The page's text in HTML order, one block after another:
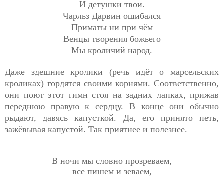
И детушки твои.
Чарльз Дарвин ошибался
Приматы ни при чём
Венцы творения божьего
Мы кроличий народ.
Даже здешние кролики (речь идёт о марсельских
кроликах) гордятся своими корнями. Соответственно,
они поют этот гимн стоя на задних лапках, прижав
переднюю правую к сердцу. В конце они обычно
рыдают, давясь капусткой. Да, его принято петь,
зажёвывая капустой. Так приятнее и полезнее.
В ночи мы словно прозреваем,
все пишем и зеваем,